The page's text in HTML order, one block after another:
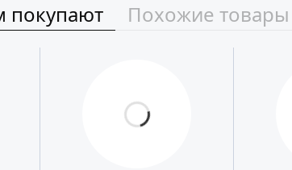
покупают Похожие товары